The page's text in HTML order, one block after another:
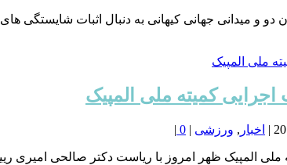
و میدانی جهانی کیهانی به دنبال اثبات شایستگی
کمیته ملی المپیک
| اخبار , ورزشی |
0
|
المپیک ظهر امروز با ریاست دکتر صالحی امیری